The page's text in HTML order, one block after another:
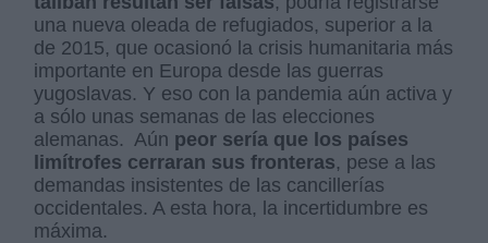
una nueva oleada de refugiados, superior a la
de 2015, que ocasionó la crisis humanitaria más
importante en Europa desde las guerras
yugoslavas. Y eso con la pandemia aún activa y
a sólo unas semanas de las elecciones
alemanas. Aún peor sería que los países
limítrofes cerraran sus fronteras, pese a las
demandas insistentes de las cancillerías
occidentales. A esta hora, la incertidumbre es
máxima.